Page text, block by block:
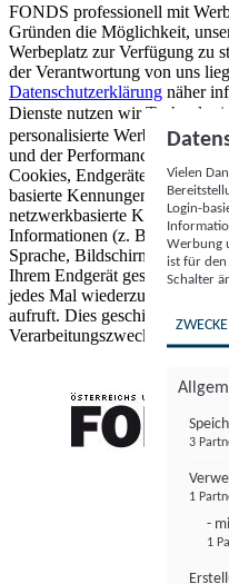
FONDS professionell mit
Gründen die Möglichkeit,
Werbeplatz zur Verfügung zu
der Verantwortung von uns
Datenschutzerklärung näher
Dienste nutzen wir
personalisierte Werbung und
und der Performance von
Cookies, Endgeräte- oder
basierte Kennungen, zufällig
netzwerkbasierte Kennungen)
Informationen (z. B.
Sprache, Bildschirmgröße,
Ihrem Endgerät gespeichert
jedes Mal wiederzuerkennen,
aufruft. Dies geschieht für
Verarbeitungszwecke.
Vielen
Login-
Werbung
ist für den
Schalter
ZWECKE
3
1
-
1
FONDS professionell